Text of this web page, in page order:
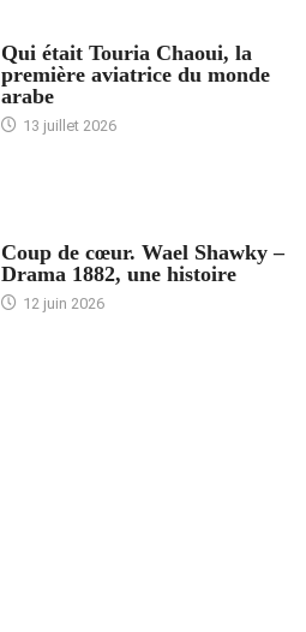
Qui était Touria Chaoui, la
première aviatrice du monde
arabe
13 juillet 2026
Coup de cœur. Wael Shawky –
Drama 1882, une histoire
12 juin 2026